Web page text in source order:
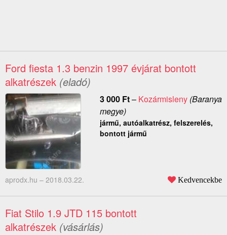
Ford fiesta 1.3 benzin 1997 évjárat bontott
alkatrészek (eladó)
3 000 Ft– Kozármisleny(Baranya
megye)
jármű, autóalkatrész, felszerelés,
bontott jármű
aprodx.hu – 2018.03.22. Kedvencekbe
Fiat Stilo 1.9 JTD 115 bontott
alkatrészek (vásárlás)